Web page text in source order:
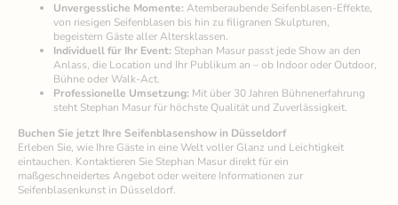
Unvergessliche Momente: Atemberaubende Seifenblasen-Effekte,
von riesigen Seifenblasen bis hin zu filigranen Skulpturen,
begeistern Gäste aller Altersklassen.
Individuell für Ihr Event: Stephan Masur passt jede Show an den
Anlass, die Location und Ihr Publikum an – ob Indoor oder Outdoor,
Bühne oder Walk-Act.
Professionelle Umsetzung: Mit über 30 Jahren Bühnenerfahrung
steht Stephan Masur für höchste Qualität und Zuverlässigkeit.
Buchen Sie jetzt Ihre Seifenblasenshow in Düsseldorf
Erleben Sie, wie Ihre Gäste in eine Welt voller Glanz und Leichtigkeit
eintauchen. Kontaktieren Sie Stephan Masur direkt für ein
maßgeschneidertes Angebot oder weitere Informationen zur
Seifenblasenkunst in Düsseldorf.